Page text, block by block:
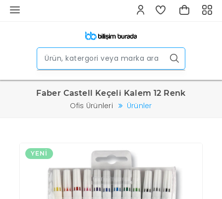
Faber Castell Keçeli Kalem 12 Renk
Ofis Ürünleri Ürünler
YENI